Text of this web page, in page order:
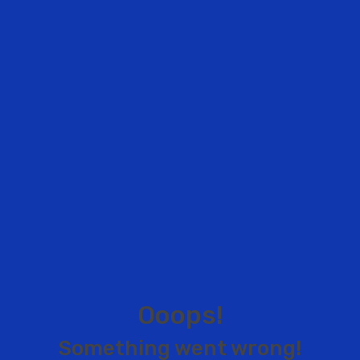
Ooops!
Something went wrong!